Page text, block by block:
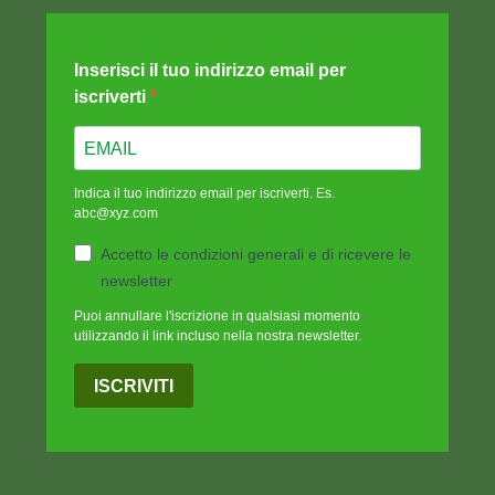
Inserisci il tuo indirizzo email per
iscriverti
Indica il tuo indirizzo email per iscriverti. Es.
abc@xyz.com
Accetto le condizioni generali e di ricevere le
newsletter
Puoi annullare l'iscrizione in qualsiasi momento
utilizzando il link incluso nella nostra newsletter.
ISCRIVITI